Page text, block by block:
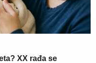
XX rađa se